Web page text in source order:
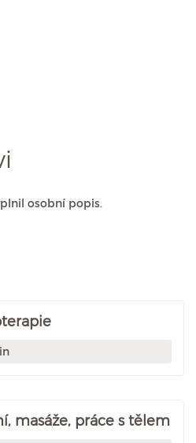
osobní popis.
masáže, práce s tělem